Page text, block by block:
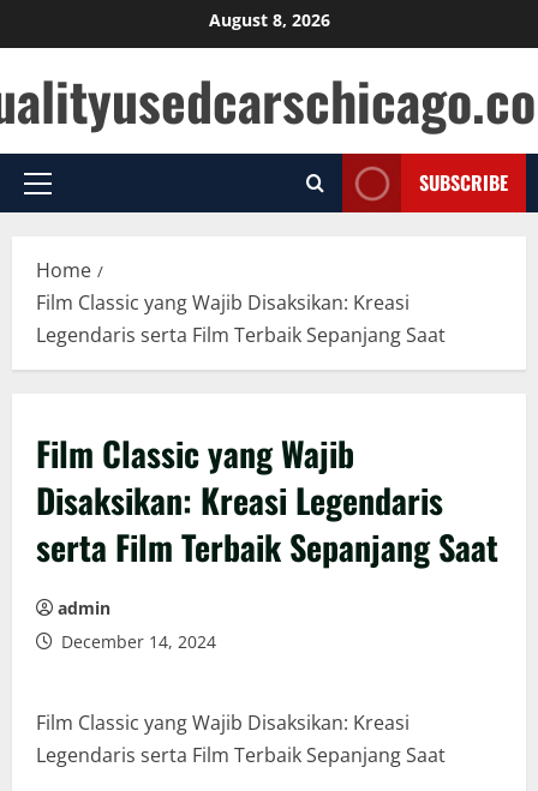
to
content
August 8, 2026
Primary
SUBSCRIBE
Home
Film Classic yang Wajib Disaksikan: Kreasi
Legendaris serta Film Terbaik Sepanjang Saat
Film Classic yang Wajib
Disaksikan: Kreasi Legendaris
serta Film Terbaik Sepanjang Saat
admin
December 14, 2024
Film Classic yang Wajib Disaksikan: Kreasi
Legendaris serta Film Terbaik Sepanjang Saat